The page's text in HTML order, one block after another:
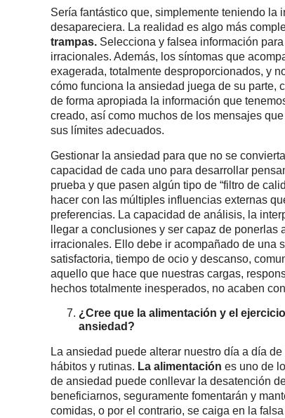
Sería fantástico que, simplemente teniendo
desapareciera. La realidad es algo más
trampas. Selecciona y falsea información
irracionales. Además, los síntomas que
exagerada, totalmente desproporcionados, y
cómo funciona la ansiedad juega de su parte,
de forma apropiada la información que
creado, así como muchos de los mensajes
sus límites adecuados.
Gestionar la ansiedad para que no se
capacidad de cada uno para desarrollar
prueba y que pasen algún tipo de “filtro de
hacer con las múltiples influencias externas
preferencias. La capacidad de análisis, la
llegar a conclusiones y ser capaz de
irracionales. Ello debe ir acompañado de una
satisfactoria, tiempo de ocio y descanso,
aquello que hace que nuestras cargas,
hechos totalmente inesperados, no acaben
¿Cree que la alimentación y el
ansiedad?
La ansiedad puede alterar nuestro día a día
hábitos y rutinas. La alimentación es uno de
de ansiedad puede conllevar la desatención
beneficiarnos, seguramente fomentarán y
comidas, o por el contrario, se caiga en la